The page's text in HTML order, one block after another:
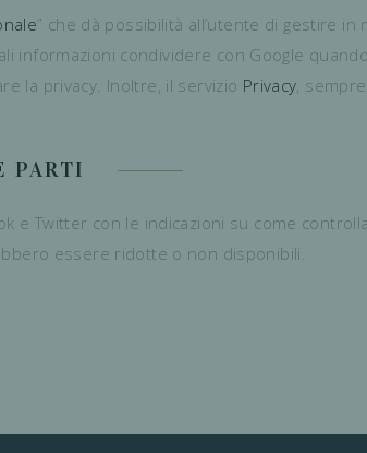
” che dà possibilità all’utente di gestire
informazioni condividere con Google
la privacy. Inoltre, il servizio Privacy,
PARTI
e Twitter con le indicazioni su come
essere ridotte o non disponibili.